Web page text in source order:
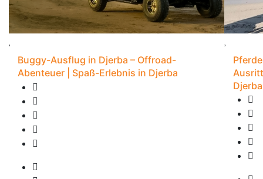
Buggy-Ausflug in Djerba – Offroad-
Abenteuer | Spaß-Erlebnis in Djerba
Djerba